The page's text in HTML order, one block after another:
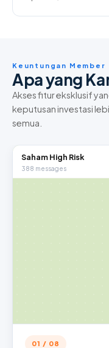
Keuntungan Member
Apa yang
Akses fitur eksklusif
keputusan investasi
semua.
Saham High Risk
388 messages
01 / 08